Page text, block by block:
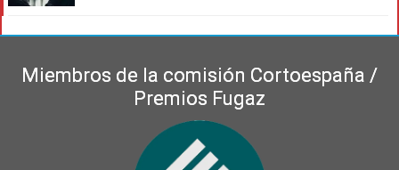
Miembros de la comisión Cortoespaña /
Premios Fugaz